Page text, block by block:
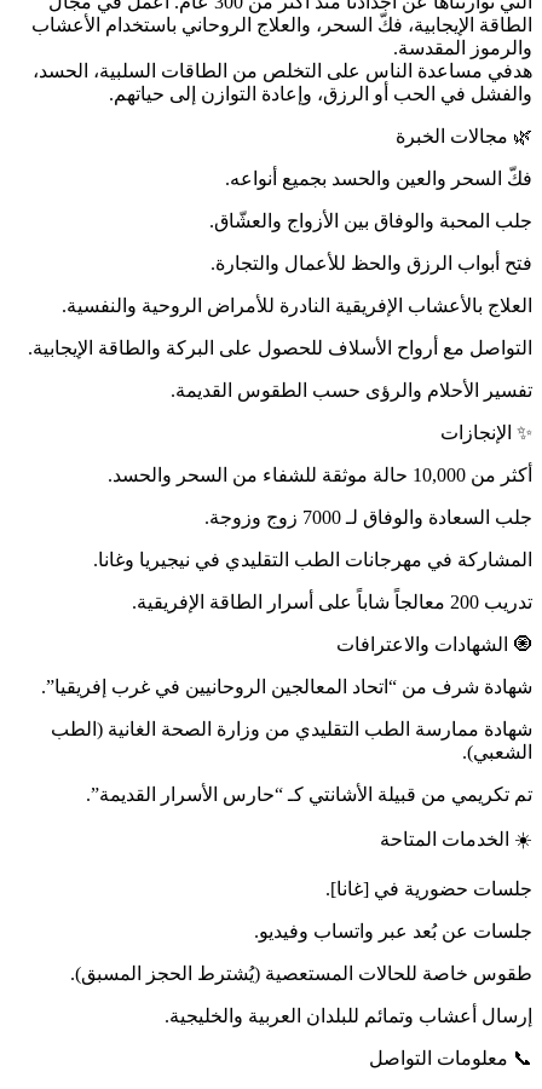
الطاقة الإيجابية، فكّ السحر، والعلاج الروحاني باستخدام الأعشاب
والرموز المقدسة.
هدفي مساعدة الناس على التخلص من الطاقات السلبية، الحسد،
والفشل في الحب أو الرزق، وإعادة التوازن إلى حياتهم.
🌿 مجالات الخبرة
فكّ السحر والعين والحسد بجميع أنواعه.
جلب المحبة والوفاق بين الأزواج والعشّاق.
فتح أبواب الرزق والحظ للأعمال والتجارة.
العلاج بالأعشاب الإفريقية النادرة للأمراض الروحية والنفسية.
التواصل مع أرواح الأسلاف للحصول على البركة والطاقة الإيجابية.
تفسير الأحلام والرؤى حسب الطقوس القديمة.
✨ الإنجازات
أكثر من 10,000 حالة موثقة للشفاء من السحر والحسد.
جلب السعادة والوفاق لـ 7000 زوج وزوجة.
المشاركة في مهرجانات الطب التقليدي في نيجيريا وغانا.
تدريب 200 معالجاً شاباً على أسرار الطاقة الإفريقية.
🧿 الشهادات والاعترافات
شهادة شرف من “اتحاد المعالجين الروحانيين في غرب إفريقيا”.
شهادة ممارسة الطب التقليدي من وزارة الصحة الغانية (الطب
الشعبي).
تم تكريمي من قبيلة الأشانتي كـ “حارس الأسرار القديمة”.
☀️ الخدمات المتاحة
جلسات حضورية في [غانا].
جلسات عن بُعد عبر واتساب وفيديو.
طقوس خاصة للحالات المستعصية (يُشترط الحجز المسبق).
إرسال أعشاب وتمائم للبلدان العربية والخليجية.
📞 معلومات التواصل